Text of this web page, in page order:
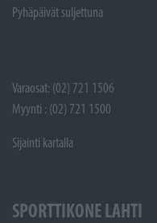
Pyhäpäivät suljettuna
Varaosat: (02) 721 1506
Myynti : (02) 721 1500
Sijainti kartalla
SPORTTIKONE LAHTI